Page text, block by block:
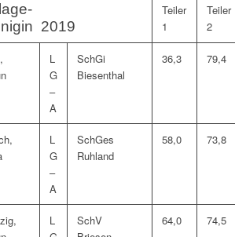
2019
Teiler
1
Teiler
2
L
G
–
A
SchGi
Biesenthal
36,3 79,4
L
G
–
A
SchGes
Ruhland
58,0 73,8
L
SchV
64,0 74,5